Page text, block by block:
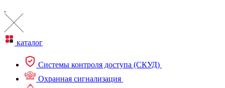
каталог
Системы контроля доступа (СКУД)
Охранная сигнализация